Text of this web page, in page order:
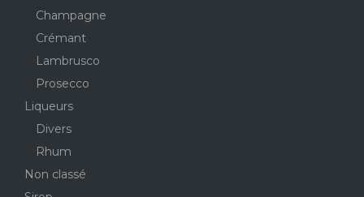
Champagne
Crémant
Lambrusco
Prosecco
Liqueurs
Divers
Rhum
Non classé